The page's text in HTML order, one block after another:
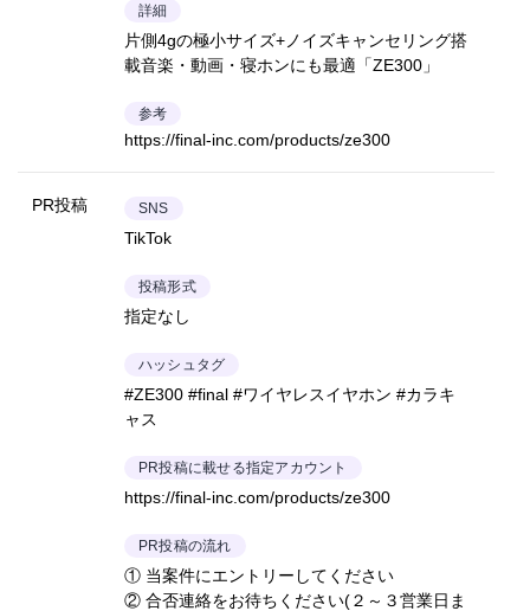
詳細
片側4gの極小サイズ+ノイズキャンセリング搭
載音楽・動画・寝ホンにも最適「ZE300」
参考
https://final-inc.com/products/ze300
PR投稿 SNS
TikTok
投稿形式
指定なし
ハッシュタグ
#ZE300 #final #ワイヤレスイヤホン #カラキ
ャス
PR投稿に載せる指定アカウント
https://final-inc.com/products/ze300
PR投稿の流れ
① 当案件にエントリーしてください
② 合否連絡をお待ちください(２～３営業日ま